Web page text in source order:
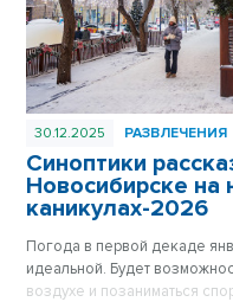
30.12.2025 РАЗВЛЕЧЕНИЯ
Синоптики
Новосибирске на
каникулах-2026
Погода в первой декаде
идеальной. Будет
воздухе и позаниматься